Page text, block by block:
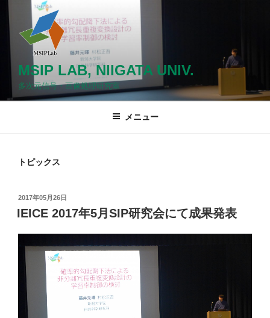
MSIP LAB, NIIGATA UNIV.
多次元信号・画像処理研究室
メニュー
トピックス
投
稿
日:
2017年05月26日
IEICE 2017年5月SIP研究会にて成果発表